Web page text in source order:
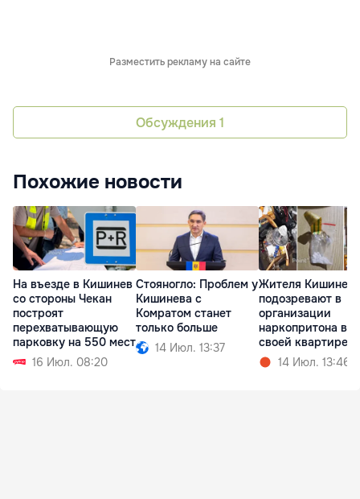
Разместить рекламу на сайте
Обсуждения 1
Похожие новости
На въезде в Кишинев
со стороны Чекан
построят
перехватывающую
парковку на 550 мест
16 Июл. 08:20
Стояногло: Проблем у
Кишинева с
Комратом станет
только больше
14 Июл. 13:37
Жителя Кишинева
подозревают в
организации
наркопритона в
своей квартире
14 Июл. 13:46